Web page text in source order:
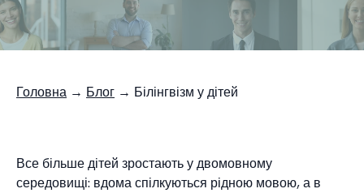
Головна → Блог → Білінгвізм у дітей
Все більше дітей зростають у двомовному
середовищі: вдома спілкуються рідною мовою, а в